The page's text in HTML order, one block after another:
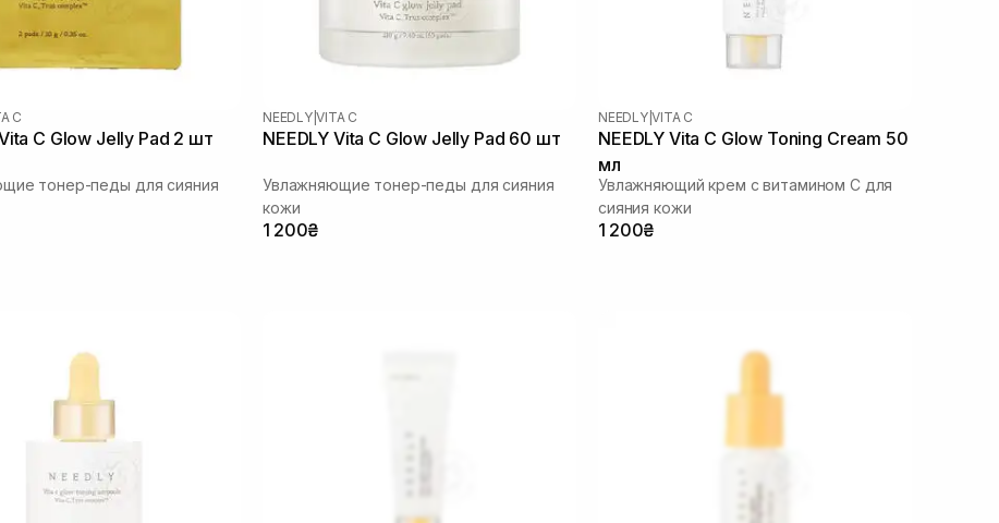
C
C Glow Jelly Pad 2 шт
тонер-педы для сияния
NEEDLY|VITA C
NEEDLY Vita C Glow Jelly Pad 60 шт
Увлажняющие тонер-педы для сияния
кожи
1 200₴
NEEDLY|VITA C
NEEDLY Vita C Glow Toning Cream 50
мл
Увлажняющий крем с витамином С для
сияния кожи
1 200₴